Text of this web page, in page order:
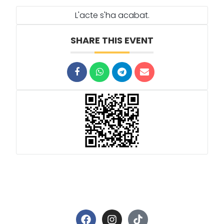
L'acte s'ha acabat.
SHARE THIS EVENT